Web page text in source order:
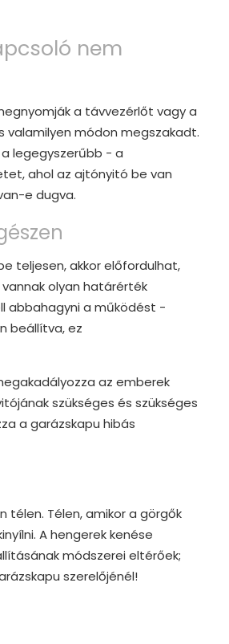
nem
a távvezérlőt vagy a
valamilyen módon megszakadt.
legegyszerűbb - a
ahol az ajtónyitó be van
e dugva.
teljesen, akkor előfordulhat,
olyan határérték
abbahagyni a működést -
beállítva, ez
az emberek
szükséges és szükséges
a garázskapu hibás
télen. Télen, amikor a görgők
A hengerek kenése
módszerei eltérőek;
szerelőjénél!